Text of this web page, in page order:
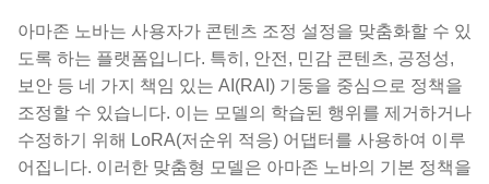
아마존 노바는 사용자가 콘텐츠 조정 설정을 맞춤화할 수 있
도록 하는 플랫폼입니다. 특히, 안전, 민감 콘텐츠, 공정성,
보안 등 네 가지 책임 있는 AI(RAI) 기둥을 중심으로 정책을
조정할 수 있습니다. 이는 모델의 학습된 행위를 제거하거나
수정하기 위해 LoRA(저순위 적응) 어댑터를 사용하여 이루
어집니다. 이러한 맞춤형 모델은 아마존 노바의 기본 정책을